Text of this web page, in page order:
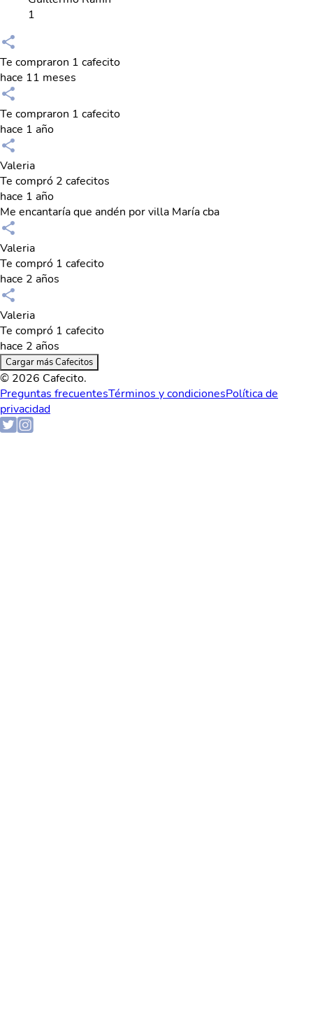
1
Te compraron 1 cafecito
hace 11 meses
Te compraron 1 cafecito
hace 1 año
Valeria
Te compró 2 cafecitos
hace 1 año
Me encantaría que andén por villa María cba
Valeria
Te compró 1 cafecito
hace 2 años
Valeria
Te compró 1 cafecito
hace 2 años
Cargar más Cafecitos
© 2026 Cafecito.
Preguntas frecuentesTérminos y condicionesPolítica de
privacidad